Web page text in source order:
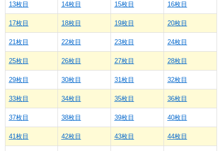
13枚目 14枚目 15枚目 16枚目
17枚目 18枚目 19枚目 20枚目
21枚目 22枚目 23枚目 24枚目
25枚目 26枚目 27枚目 28枚目
29枚目 30枚目 31枚目 32枚目
33枚目 34枚目 35枚目 36枚目
37枚目 38枚目 39枚目 40枚目
41枚目 42枚目 43枚目 44枚目